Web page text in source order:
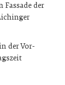
der
der Vor-